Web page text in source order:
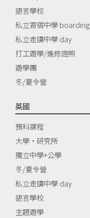
語言學校
私立寄宿中學 boarding
私立走讀中學 day
打工遊學/進修證照
遊學團
冬/夏令營
英國
預科課程
大學‧研究所
獨立中學+公學
冬/夏令營
私立走讀中學 day
語言學校
主題遊學